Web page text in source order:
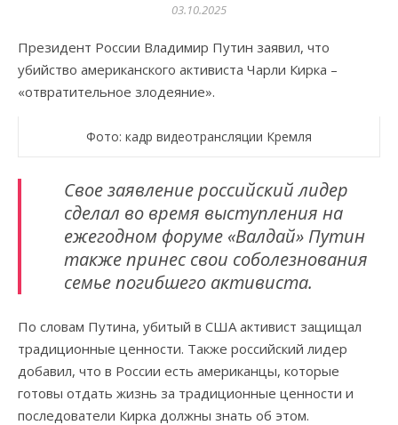
03.10.2025
Президент России Владимир Путин заявил, что
убийство американского активиста Чарли Кирка –
«отвратительное злодеяние».
Фото: кадр видеотрансляции Кремля
Свое заявление российский лидер
сделал во время выступления на
ежегодном форуме «Валдай» Путин
также принес свои соболезнования
семье погибшего активиста.
По словам Путина, убитый в США активист защищал
традиционные ценности. Также российский лидер
добавил, что в России есть американцы, которые
готовы отдать жизнь за традиционные ценности и
последователи Кирка должны знать об этом.